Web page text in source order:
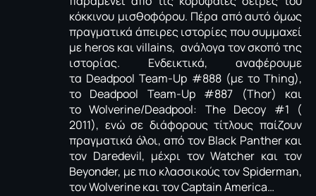
κόκκινου μισθοφόρου. Πέρα από αυτό όμως
πραγματικά άπειρες ιστορίες που συμμαχεί
με heros και villains, ανάλογα τον σκοπό της
ιστορίας. Ενδεικτικά, αναφέρουμε
τα Deadpool Team-Up #888 (με το Τhing),
το Deadpool Team-Up #887 (Τhor) και
το Wolverine/Deadpool: The Decoy #1 (
2011), ενώ σε διάφορους τίτλους παίζουν
πραγματικά όλοι, από τον Black Panther και
τον Daredevil, μέχρι τον Watcher και τον
Beyonder, με πιο κλασσικούς τον Spiderman,
τον Wolverine και τον Captain America…